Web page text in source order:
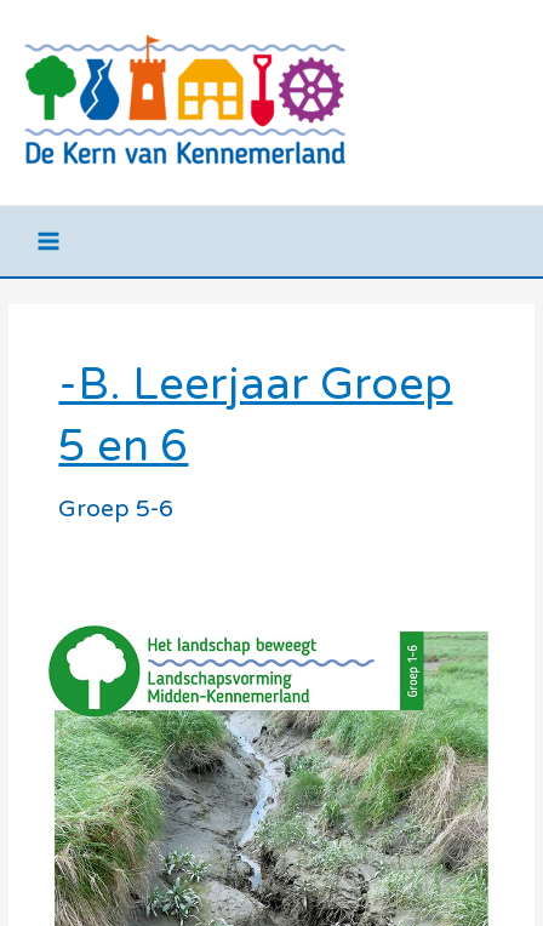
inhoud
Menu
-B. Leerjaar Groep
5 en 6
Groep 5-6
Landschap
Het
landschap
beweegt